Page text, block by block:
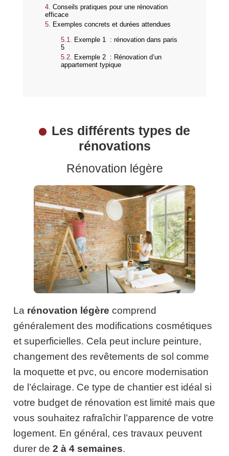
Conseils pratiques pour une rénovation
efficace
Exemples concrets et durées attendues
Exemple 1 : rénovation dans paris
5
Exemple 2 : Rénovation d’un
appartement typique
Les différents types de
rénovations
Rénovation légère
La rénovation légère comprend
généralement des modifications cosmétiques
et superficielles. Cela peut inclure peinture,
changement des revêtements de sol comme
la moquette et pvc, ou encore modernisation
de l’éclairage. Ce type de chantier est idéal si
votre budget de rénovation est limité mais que
vous souhaitez rafraîchir l’apparence de votre
logement. En général, ces travaux peuvent
durer de 2 à 4 semaines.